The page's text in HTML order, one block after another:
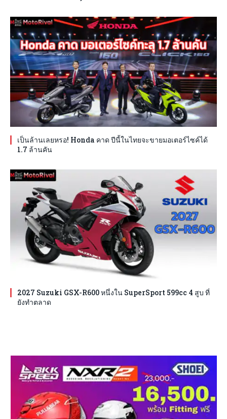
เป็นล้านเลยหรอ! Honda คาด ปีนี้ในไทยจะขายมอเตอร์ไซค์ได้
1.7 ล้านคัน
2027 Suzuki GSX-R600 หนึ่งใน SuperSport 599cc 4 สูบ ที่
ยังทำตลาด